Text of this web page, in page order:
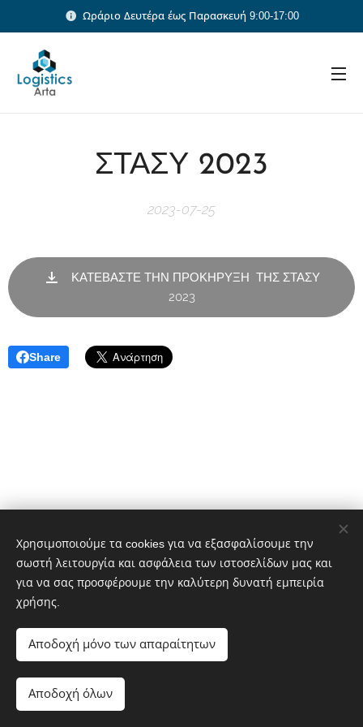
Ωράριο Δευτέρα έως Παρασκευή 9:00-17:00
ΣΤΑΣΥ 2023
2023-07-25
ΚΑΤΕΒΑΣΤΕ ΤΗΝ ΠΡΟΚΗΡΥΞΗ ΤΗΣ ΣΤΑΣΥ
2023
Share
Τηλ: 2681.306838 & 2681.306848
Φιλελλήνων & Ψαρών 1 Άρτα
Powered by
Χρησιμοποιούμε τα cookies για να εξασφαλίσουμε την
σωστή λειτουργία και ασφάλεια των ιστοσελίδων μας και
για να σας προσφέρουμε την καλύτερη δυνατή εμπειρία
χρήσης.
Αποδοχή μόνο των απαραίτητων
Αποδοχή όλων